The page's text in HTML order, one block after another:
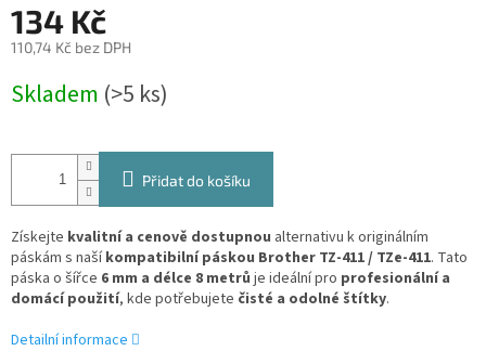
134 Kč
110,74 Kč bez DPH
cena:
Skladem (>5 ks)
Přidat do košíku
Získejte kvalitní a cenově dostupnou alternativu k originálním
páskám s našíkompatibilní páskou Brother TZ-411 / TZe-411. Tato
páska o šířce 6 mm a délce 8 metrů je ideální pro profesionální a
domácí použití, kde potřebujete čisté a odolné štítky.
Detailní informace